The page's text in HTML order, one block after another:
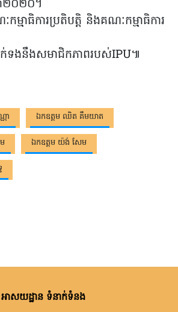
២០២០។
ម្មាធិការប្រតិបត្តិ និងគណៈកម្មាធិការ
ទងនឹងសមាជិកភាពរបស់IPU៕
ា ឯកឧត្តម ឈិត គឹមយាត
ឯកឧត្តម យ៉ង់ សែម
អាសយដ្ឋាន ទំនាក់ទំនង